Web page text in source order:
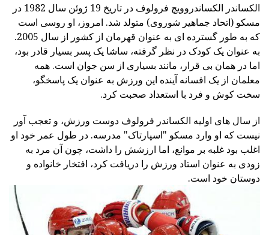
الکساندر الکساندروویچ فرولوف در تاریخ 19 ژوئن سال 1982 در
مسکو (اتحاد جماهیر شوروی) متولد شد. امروز، او روسی است
که به طور گسترده ای به عنوان قهرمان از کشور از سال 2005.
به عنوان یک کودک در نظر گرفته، ساشا یک پسر بسیار قادر بود،
اما در همان بی قرار، مانند بسیاری از سن جوان است. همه
معلمان از یک افسانه آینده این ورزش به عنوان یک پاسخگو،
سخت کوش و فرد با استعداد صحبت کرد.
از سال های اولیه الکساندر فرولوف دوست ورزش، و تعجب آور
نیست که او وارد مسکو "اسپارتاک" مدرسه. در طول عمر خود او
اغلب بود غلبه بر موانع، اما ارزشش را داشت، چون آن مرد به
زودی به عنوان استاد ورزش را دریافت کرد، افتخار خانواده و
دوستان خود است.